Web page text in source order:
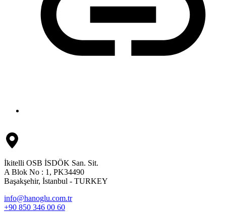
İkitelli OSB İSDÖK San. Sit.
A Blok No : 1, PK34490
Başakşehir, İstanbul - TURKEY
info@hanoglu.com.tr
+90 850 346 00 60